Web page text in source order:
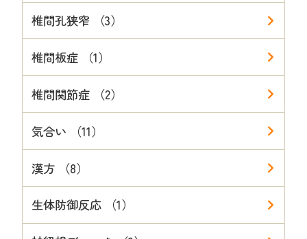
椎間孔狭窄 （3）
椎間板症 （1）
椎間関節症 （2）
気合い （11）
漢方 （8）
生体防御反応 （1）